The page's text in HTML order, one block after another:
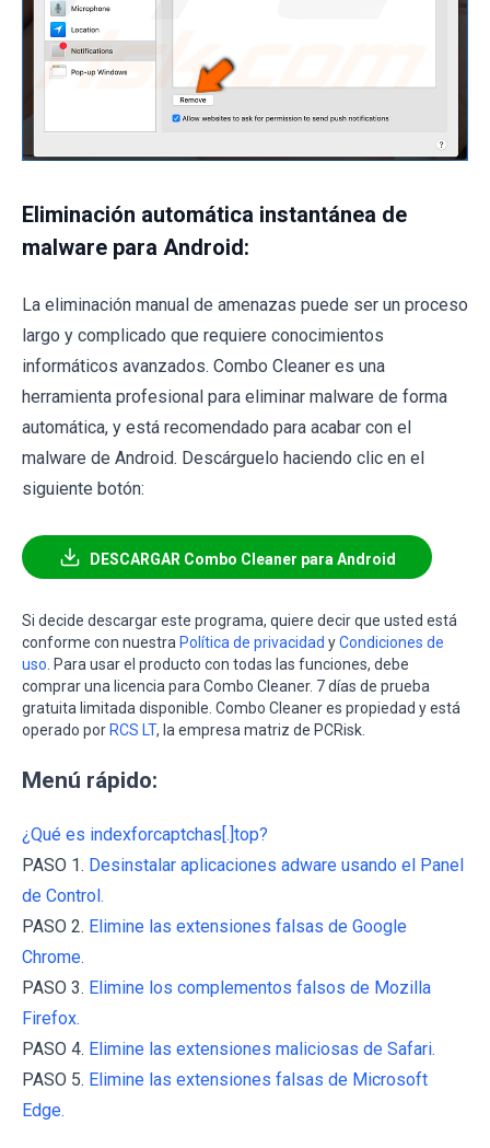
Eliminación automática instantánea de
malware para Android:
La eliminación manual de amenazas puede ser un proceso
largo y complicado que requiere conocimientos
informáticos avanzados. Combo Cleaner es una
herramienta profesional para eliminar malware de forma
automática, y está recomendado para acabar con el
malware de Android. Descárguelo haciendo clic en el
siguiente botón:
DESCARGAR Combo Cleaner para Android
Si decide descargar este programa, quiere decir que usted está
conforme con nuestra Política de privacidad yCondiciones de
uso . Para usar el producto con todas las funciones, debe
comprar una licencia para Combo Cleaner. 7 días de prueba
gratuita limitada disponible. Combo Cleaner es propiedad y está
operado por RCS LT, la empresa matriz de PCRisk.
Menú rápido:
¿Qué es indexforcaptchas[.]top?
PASO 1. Desinstalar aplicaciones adware usando el Panel
de Control.
PASO 2. Elimine las extensiones falsas de Google
Chrome.
PASO 3. Elimine los complementos falsos de Mozilla
Firefox.
PASO 4. Elimine las extensiones maliciosas de Safari.
PASO 5. Elimine las extensiones falsas de Microsoft
Edge.